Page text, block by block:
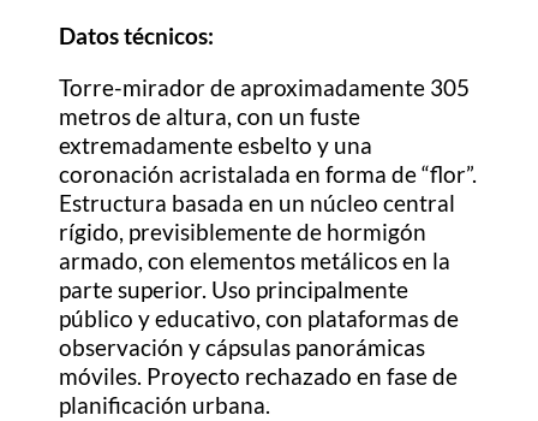
Datos técnicos:
Torre-mirador de aproximadamente 305
metros de altura, con un fuste
extremadamente esbelto y una
coronación acristalada en forma de “flor”.
Estructura basada en un núcleo central
rígido, previsiblemente de hormigón
armado, con elementos metálicos en la
parte superior. Uso principalmente
público y educativo, con plataformas de
observación y cápsulas panorámicas
móviles. Proyecto rechazado en fase de
planificación urbana.